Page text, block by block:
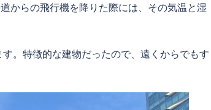
からの飛行機を降りた際には、その気温と湿
。特徴的な建物だったので、遠くからでもす